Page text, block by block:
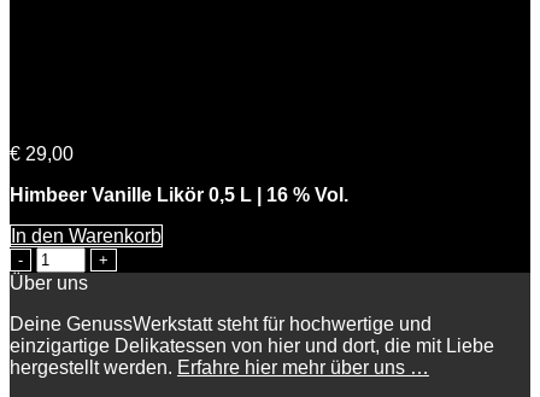
€ 29,00
Himbeer Vanille Likör 0,5 L | 16 % Vol.
In den Warenkorb
Himmlische
Beerta
Über uns
Deine GenussWerkstatt steht für hochwertige und
einzigartige Delikatessen von hier und dort, die mit Liebe
hergestellt werden. Erfahre hier mehr über uns …